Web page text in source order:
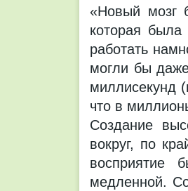
«Новый мозг
которая
работать
могли бы
миллисекунд
что в
Создание
вокруг, по
восприятие
медленной.